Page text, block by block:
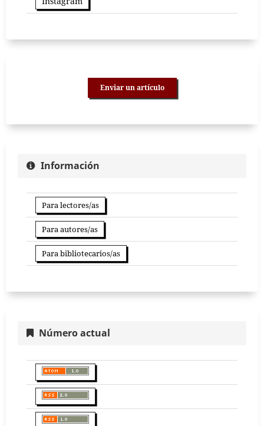
Enviar un artículo
Información
Para lectores/as
Para autores/as
Para bibliotecarios/as
Número actual